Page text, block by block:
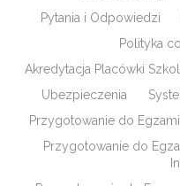
Pytania i Odpowiedzi
Polityka
Akredytacja Placówki
Ubezpieczenia
Przygotowanie do
Przygotowanie do